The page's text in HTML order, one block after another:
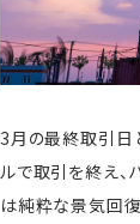
3月の最終取引日
ルで取引を終え、
は純粋な景気回